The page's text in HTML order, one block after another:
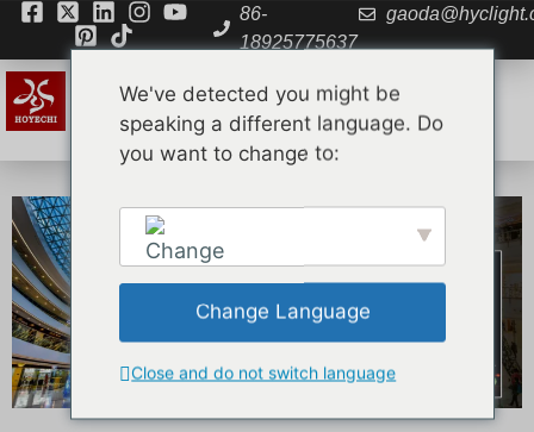
86-
18925775637
We've detected you might be
speaking a different language. Do
you want to change to:
English
Change Language
Close and do not switch language